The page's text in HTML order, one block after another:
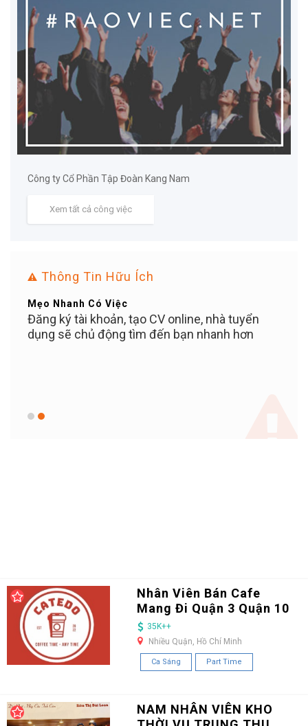
Công ty Cổ Phần Tập Đoàn Kang Nam
Xem tất cả công việc
Thông Tin Hữu Ích
Mẹo Nhanh Có Việc
Đăng ký tài khoản, tạo CV online, nhà tuyển
dụng sẽ chủ động tìm đến bạn nhanh hơn
Nhân Viên Bán Cafe
Mang Đi Quận 3 Quận 10
35K++
Nhiều Quận, Hồ Chí Minh
Ca Sáng Part Time
NAM NHÂN VIÊN KHO